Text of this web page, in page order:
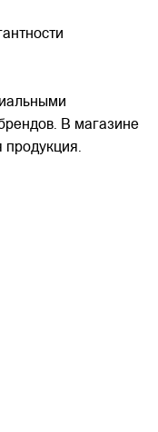
В магазине
продукция.